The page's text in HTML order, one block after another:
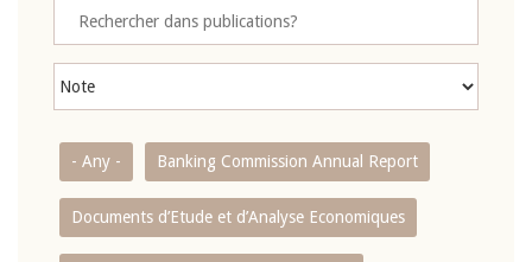
- Any - Banking Commission Annual Report
Documents d’Etude et d’Analyse Economiques